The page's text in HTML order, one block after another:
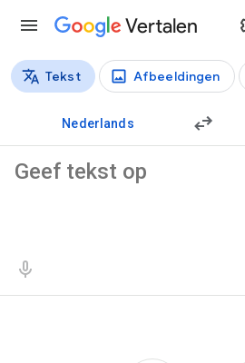
Vertalen
Vertaaltypen
Tekst Afbeeldingen
Nederlands